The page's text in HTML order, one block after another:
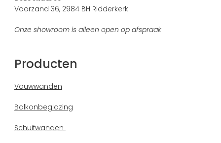
Voorzand 36, 2984 BH Ridderkerk
Onze showroom is alleen open op afspraak
Producten
Vouwwanden
Balkonbeglazing
Schuifwanden